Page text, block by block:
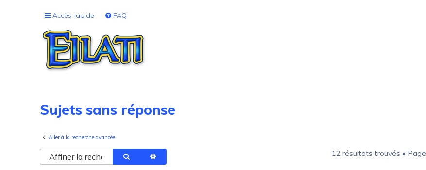
Accès rapide FAQ
Sujets sans réponse
Aller à la recherche avancée
Rechercher 12 résultats trouvés • Page